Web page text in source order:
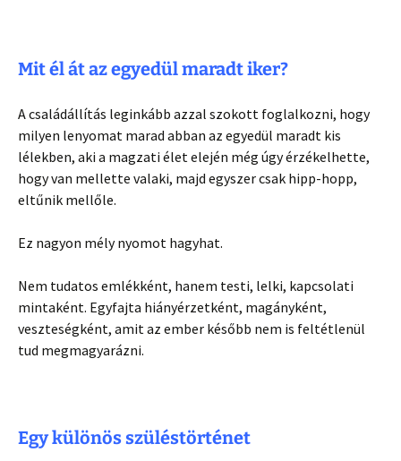
Mit él át az egyedül maradt iker?
A családállítás leginkább azzal szokott foglalkozni, hogy
milyen lenyomat marad abban az egyedül maradt kis
lélekben, aki a magzati élet elején még úgy érzékelhette,
hogy van mellette valaki, majd egyszer csak hipp-hopp,
eltűnik mellőle.
Ez nagyon mély nyomot hagyhat.
Nem tudatos emlékként, hanem testi, lelki, kapcsolati
mintaként. Egyfajta hiányérzetként, magányként,
veszteségként, amit az ember később nem is feltétlenül
tud megmagyarázni.
Egy különös szüléstörténet